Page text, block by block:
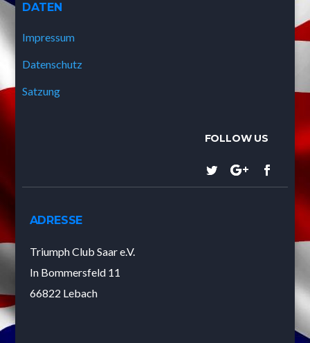
DATEN
Impressum
Datenschutz
Satzung
ADRESSE
Triumph Club Saar e.V.
In Bommersfeld 11
66822 Lebach